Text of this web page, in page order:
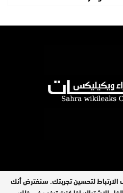
لتحسين تجربتك. سنفترض أنك